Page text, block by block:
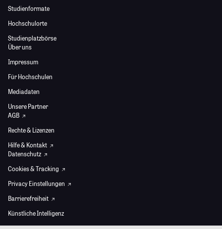
Studienformate
Hochschulorte
Studienplatzbörse
Über uns
Impressum
Für Hochschulen
Mediadaten
Unsere Partner
AGB
Rechte & Lizenzen
Hilfe & Kontakt
Datenschutz
Cookies & Tracking
Privacy Einstellungen
Barrierefreiheit
Künstliche Intelligenz